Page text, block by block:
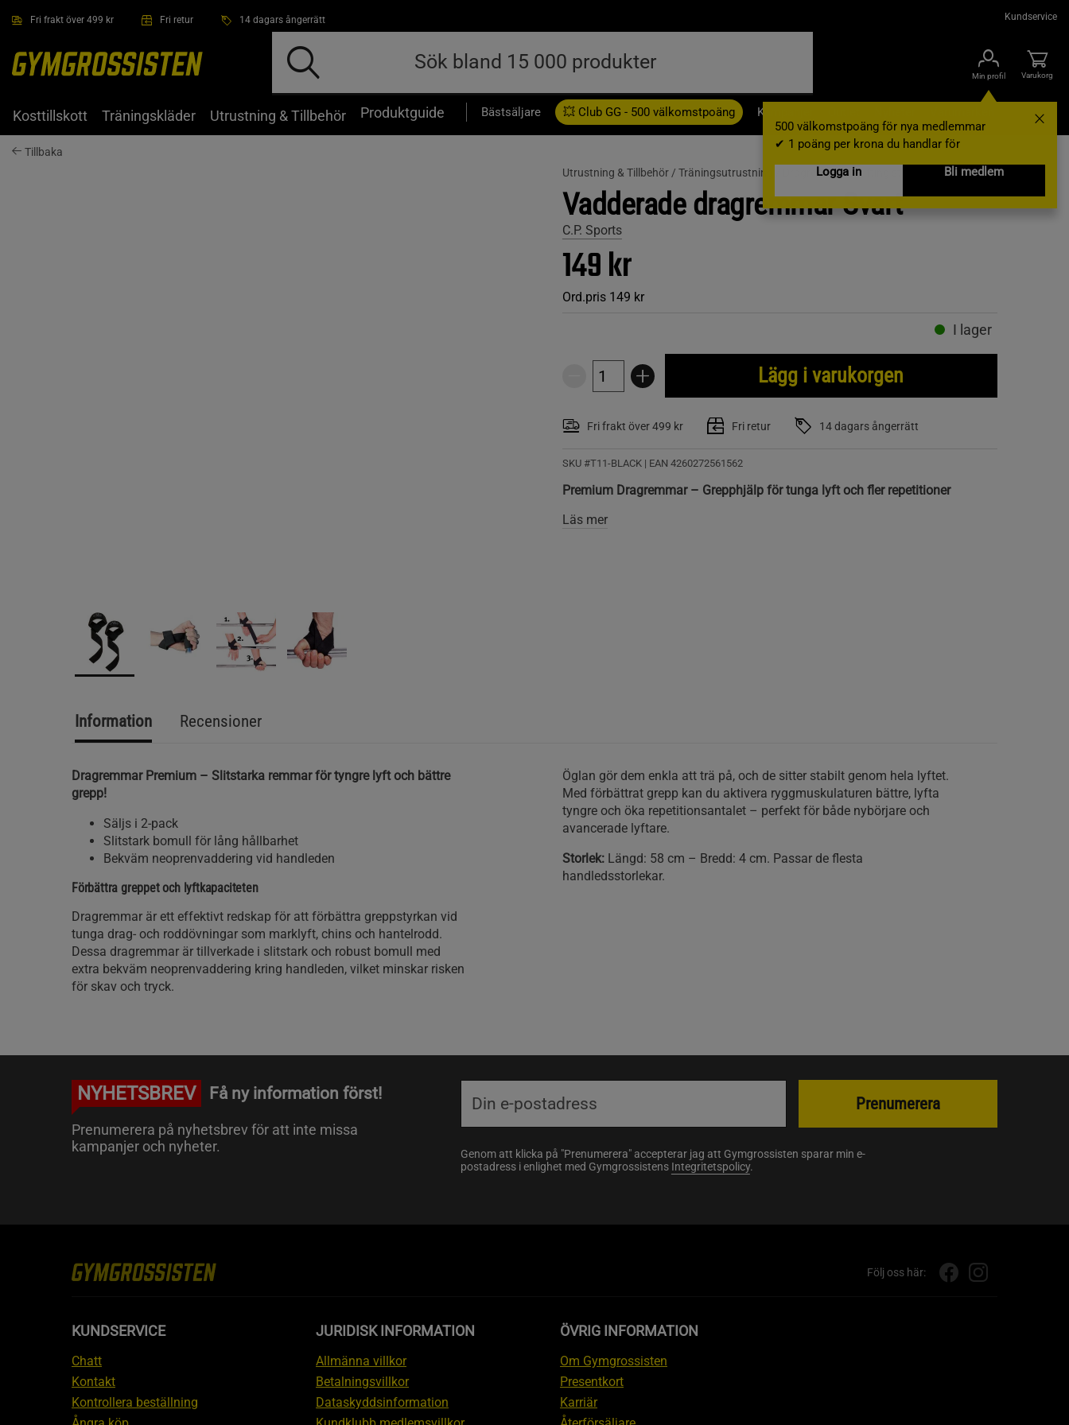
Fri frakt över 499 kr Fri retur 14 dagars ångerrätt Kundservice
Min profil
500 välkomstpoäng för nya medlemmar
✔ 1 poäng per krona du handlar för
Logga in
Bli medlem
Varukorg
Kosttillskott Träningskläder Utrustning & Tillbehör Produktguide Bästsäljare 💥 Club GG - 500 välkomstpoäng Kampanjer
Tillbaka
Utrustning & Tillbehör / Träningsutrustning / Dragremmar & Lifting straps
Vadderade dragremmar Svart
C.P. Sports
149 kr
Ord.pris 149 kr
I lager
Lägg i varukorgen
Fri frakt över 499 kr Fri retur 14 dagars ångerrätt
SKU #T11-BLACK | EAN 4260272561562
Premium Dragremmar – Grepphjälp för tunga lyft och fler repetitioner
Läs mer
Information Recensioner
Dragremmar Premium – Slitstarka remmar för tyngre lyft och bättre
grepp!
Säljs i 2-pack
Slitstark bomull för lång hållbarhet
Bekväm neoprenvaddering vid handleden
Förbättra greppet och lyftkapaciteten
Dragremmar är ett effektivt redskap för att förbättra greppstyrkan vid
tunga drag- och roddövningar som marklyft, chins och hantelrodd.
Dessa dragremmar är tillverkade i slitstark och robust bomull med
extra bekväm neoprenvaddering kring handleden, vilket minskar risken
för skav och tryck.
Öglan gör dem enkla att trä på, och de sitter stabilt genom hela lyftet.
Med förbättrat grepp kan du aktivera ryggmuskulaturen bättre, lyfta
tyngre och öka repetitionsantalet – perfekt för både nybörjare och
avancerade lyftare.
Storlek:Längd: 58 cm – Bredd: 4 cm. Passar de flesta
handledsstorlekar.
NYHETSBREV Få ny information först!
Prenumerera på nyhetsbrev för att inte missa
kampanjer och nyheter.
Genom att klicka på "Prenumerera" accepterar jag att Gymgrossisten sparar min e-
postadress i enlighet med Gymgrossistens Integritetspolicy.
Prenumerera
Följ oss här:
KUNDSERVICE
Chatt
Kontakt
Kontrollera beställning
JURIDISK INFORMATION
Allmänna villkor
Betalningsvillkor
Dataskyddsinformation
ÖVRIG INFORMATION
Om Gymgrossisten
Presentkort
Karriär